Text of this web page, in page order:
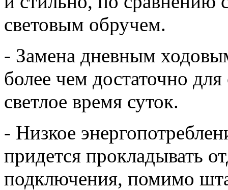
световым обручем.
- Замена дневным
более чем достаточно
светлое время суток.
- Низкое
придется прокладывать
подключения, помимо